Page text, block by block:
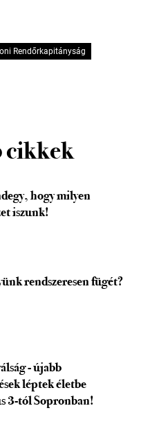
Rendőrkapitányság
cikkek
hogy milyen
iszunk!
rendszeresen fügét?
- újabb
léptek életbe
3-tól Sopronban!